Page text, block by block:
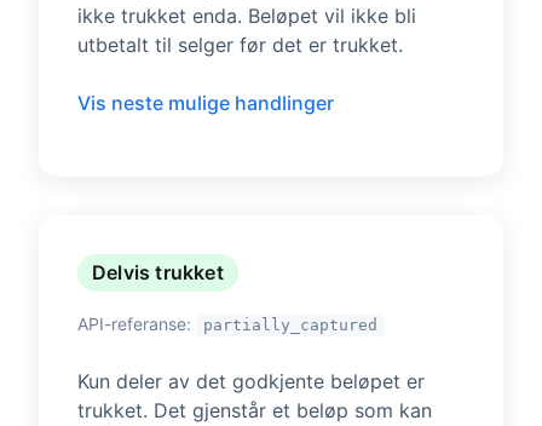
ikke trukket enda. Beløpet vil ikke bli
utbetalt til selger før det er trukket.
Vis neste mulige handlinger
Delvis trukket
API-referanse: partially_captured
Kun deler av det godkjente beløpet er
trukket. Det gjenstår et beløp som kan